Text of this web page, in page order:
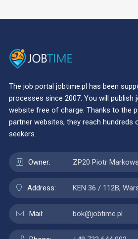
The job portal jobtime.pl has been
processes since 2007. You will
website free of charge. Thanks to the
partner websites, they reach hundreds
seekers.
Owner: ZP20 Piotr
Address: KEN 36 / 112B,
Mail: bok@jobtime.pl